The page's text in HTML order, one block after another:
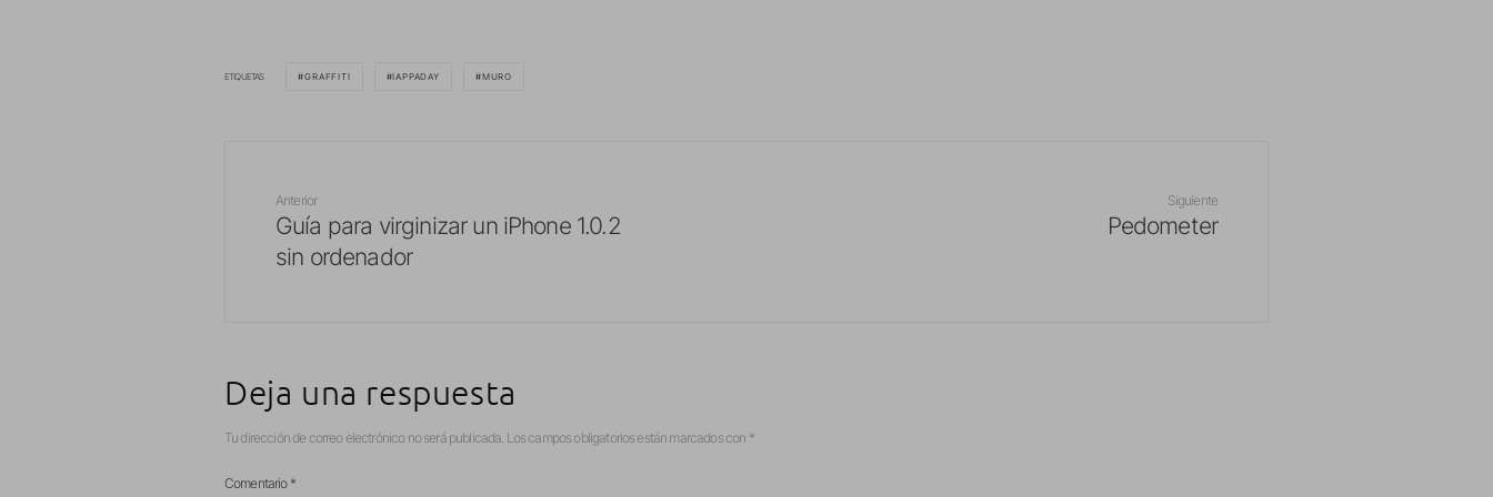
ETIQUETAS GRAFFITI IAPPADAY MURO
Anterior
Guía para virginizar un iPhone 1.0.2
sin ordenador
Siguiente
Pedometer
Deja una respuesta
Tu dirección de correo electrónico no será publicada. Los campos obligatorios están marcados con *
Comentario *